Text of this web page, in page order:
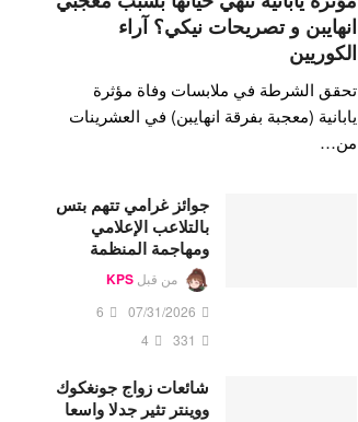
انهايبن و تصريحات نيكي؟ آراء
الكوريين
تحقق الشرطة في ملابسات وفاة مؤثرة
يابانية (معجبة بفرقة انهايبن) في العشرينات
من…
جوائز غرامي تتهم بتس
بالتلاعب الإعلامي
ومهاجمة المنظمة
من قبل KPS
07/31/2026
6
331
4
شائعات زواج جونغكوك
ووينتر تثير جدلا واسعا